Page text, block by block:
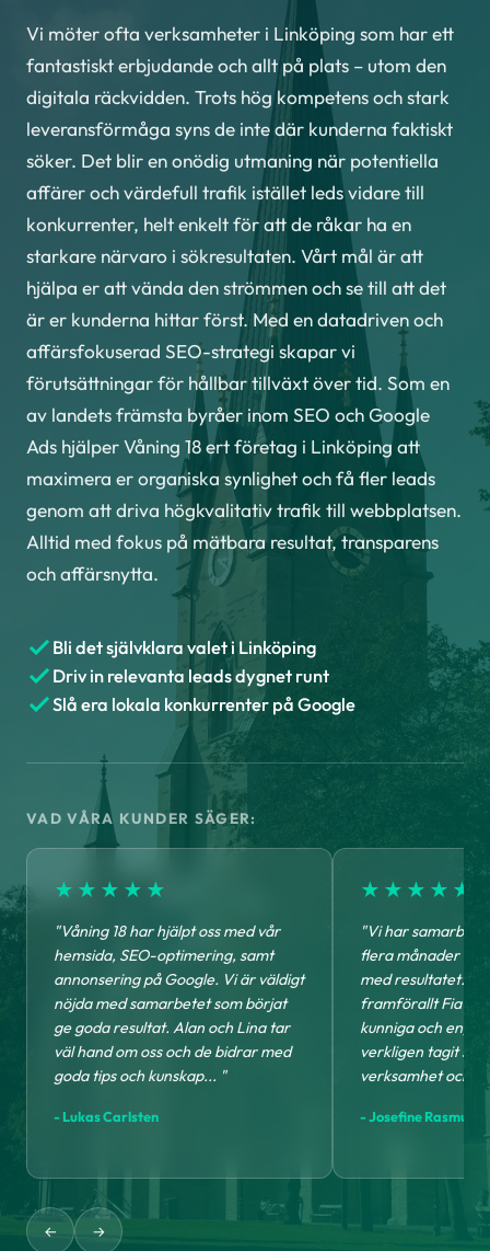
Vi möter ofta verksamheter i Linköping som har ett
fantastiskt erbjudande och allt på plats – utom den
digitala räckvidden. Trots hög kompetens och stark
leveransförmåga syns de inte där kunderna faktiskt
söker. Det blir en onödig utmaning när potentiella
affärer och värdefull trafik istället leds vidare till
konkurrenter, helt enkelt för att de råkar ha en
starkare närvaro i sökresultaten. Vårt mål är att
hjälpa er att vända den strömmen och se till att det
är er kunderna hittar först. Med en datadriven och
affärsfokuserad SEO-strategi skapar vi
förutsättningar för hållbar tillväxt över tid. Som en
av landets främsta byråer inom SEO och Google
Ads hjälper Våning 18 ert företag i Linköping att
maximera er organiska synlighet och få fler leads
genom att driva högkvalitativ trafik till webbplatsen.
Alltid med fokus på mätbara resultat, transparens
och affärsnytta.
Bli det självklara valet i Linköping
Driv in relevanta leads dygnet runt
Slå era lokala konkurrenter på Google
VAD VÅRA KUNDER SÄGER:
★★★★★
"Våning 18 har hjälpt oss med vår
hemsida, SEO-optimering, samt
annonsering på Google. Vi är väldigt
nöjda med samarbetet som börjat
ge goda resultat. Alan och Lina tar
väl hand om oss och de bidrar med
goda tips och kunskap... "
- Lukas Carlsten
★★★★★
"Vi har
flera månader
med resultatet.
framförallt Fia
kunniga och
verkligen tagit sig
verksamhet och
- Josefine
← →